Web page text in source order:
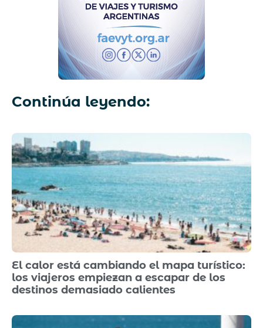
Continúa leyendo:
El calor está cambiando el mapa turístico:
los viajeros empiezan a escapar de los
destinos demasiado calientes